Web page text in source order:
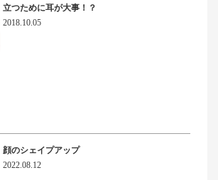
立つために耳が大事！？
2018.10.05
顔のシェイプアップ
2022.08.12